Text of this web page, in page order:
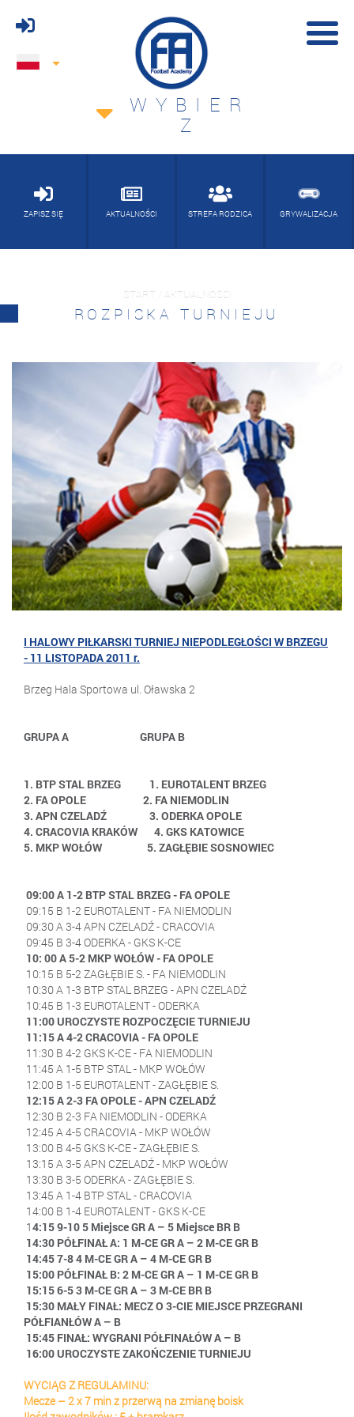
WYBIER
Z
ZAPISZ SIĘ AKTUALNOŚCI STREFA RODZICA GRYWALIZACJA
START / AKTUALNOŚCI
ROZPISKA TURNIEJU
I HALOWY PIŁKARSKI TURNIEJ NIEPODLEGŁOŚCI W BRZEGU
- 11 LISTOPADA 2011 r.
Brzeg Hala Sportowa ul. Oławska 2
GRUPA A GRUPA B
1. BTP STAL BRZEG 1. EUROTALENT BRZEG
2. FA OPOLE 2. FA NIEMODLIN
3. APN CZELADŹ 3. ODERKA OPOLE
4. CRACOVIA KRAKÓW 4. GKS KATOWICE
5. MKP WOŁÓW 5. ZAGŁĘBIE SOSNOWIEC
09:00 A 1-2 BTP STAL BRZEG - FA OPOLE
09:15 B 1-2 EUROTALENT - FA NIEMODLIN
09:30 A 3-4 APN CZELADŹ - CRACOVIA
09:45 B 3-4 ODERKA - GKS K-CE
10: 00 A 5-2 MKP WOŁÓW - FA OPOLE
10:15 B 5-2 ZAGŁĘBIE S. - FA NIEMODLIN
10:30 A 1-3 BTP STAL BRZEG - APN CZELADŹ
10:45 B 1-3 EUROTALENT - ODERKA
11:00 UROCZYSTE ROZPOCZĘCIE TURNIEJU
11:15 A 4-2 CRACOVIA - FA OPOLE
11:30 B 4-2 GKS K-CE - FA NIEMODLIN
11:45 A 1-5 BTP STAL - MKP WOŁÓW
12:00 B 1-5 EUROTALENT - ZAGŁĘBIE S.
12:15 A 2-3 FA OPOLE - APN CZELADŹ
12:30 B 2-3 FA NIEMODLIN - ODERKA
12:45 A 4-5 CRACOVIA - MKP WOŁÓW
13:00 B 4-5 GKS K-CE - ZAGŁĘBIE S.
13:15 A 3-5 APN CZELADŹ - MKP WOŁÓW
13:30 B 3-5 ODERKA - ZAGŁĘBIE S.
13:45 A 1-4 BTP STAL - CRACOVIA
14:00 B 1-4 EUROTALENT - GKS K-CE
14:15 9-10 5 Miejsce GR A – 5 Miejsce BR B
14:30 PÓŁFINAŁ A: 1 M-CE GR A – 2 M-CE GR B
14:45 7-8 4 M-CE GR A – 4 M-CE GR B
15:00 PÓŁFINAŁ B: 2 M-CE GR A – 1 M-CE GR B
15:15 6-5 3 M-CE GR A – 3 M-CE BR B
15:30 MAŁY FINAŁ: MECZ O 3-CIE MIEJSCE PRZEGRANI
PÓŁFIANŁÓW A – B
15:45 FINAŁ: WYGRANI PÓŁFINAŁÓW A – B
16:00 UROCZYSTE ZAKOŃCZENIE TURNIEJU
WYCIĄG Z REGULAMINU:
Mecze – 2 x 7 min z przerwą na zmianę boisk